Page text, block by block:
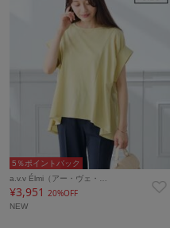
5％ポイントバック
a.v.v Élmi（アー・ヴェ・…
¥3,951 20%OFF
NEW